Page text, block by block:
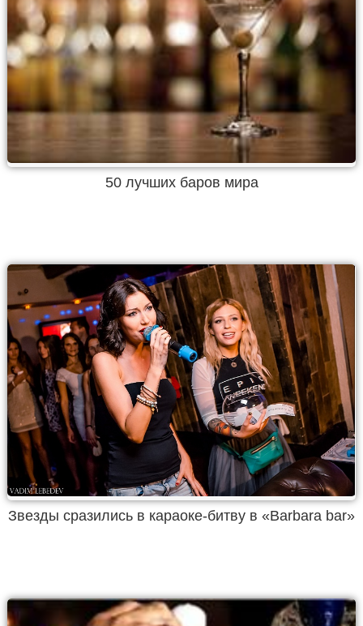
50 лучших баров мира
Звезды сразились в караоке-битву в «Barbara bar»